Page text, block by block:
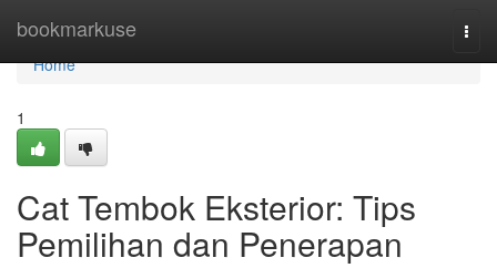
bookmarkuse
Home
Home
1
Cat Tembok Eksterior: Tips
Pemilihan dan Penerapan